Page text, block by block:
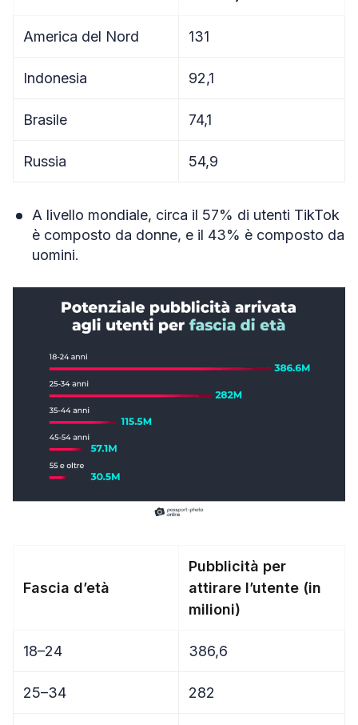
America del Nord 131
Indonesia 92,1
Brasile 74,1
Russia 54,9
A livello mondiale, circa il 57% di utenti TikTok
è composto da donne, e il 43% è composto da
uomini.
Fascia d’età
Pubblicità per
attirare l’utente (in
milioni)
18–24 386,6
25–34 282